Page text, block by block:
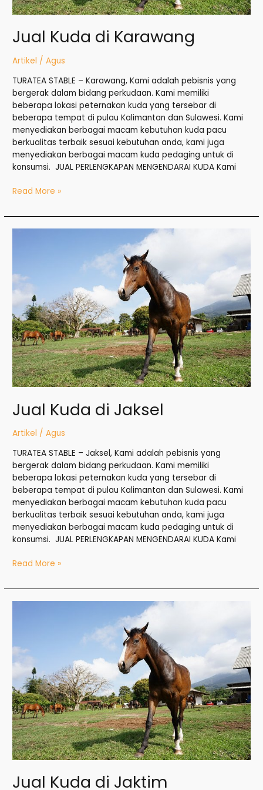
Jual Kuda di Karawang
Artikel /Agus
TURATEA STABLE – Karawang, Kami adalah pebisnis yang
bergerak dalam bidang perkudaan. Kami memiliki
beberapa lokasi peternakan kuda yang tersebar di
beberapa tempat di pulau Kalimantan dan Sulawesi. Kami
menyediakan berbagai macam kebutuhan kuda pacu
berkualitas terbaik sesuai kebutuhan anda, kami juga
menyediakan berbagai macam kuda pedaging untuk di
konsumsi. JUAL PERLENGKAPAN MENGENDARAI KUDA Kami
Read More »
Jual Kuda di Jaksel
Artikel /Agus
TURATEA STABLE – Jaksel, Kami adalah pebisnis yang
bergerak dalam bidang perkudaan. Kami memiliki
beberapa lokasi peternakan kuda yang tersebar di
beberapa tempat di pulau Kalimantan dan Sulawesi. Kami
menyediakan berbagai macam kebutuhan kuda pacu
berkualitas terbaik sesuai kebutuhan anda, kami juga
menyediakan berbagai macam kuda pedaging untuk di
konsumsi. JUAL PERLENGKAPAN MENGENDARAI KUDA Kami
Jaksel
Read More »
Jual Kuda di Jaktim
Jaktim